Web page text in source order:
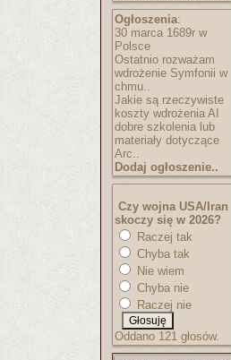
Ogłoszenia:
30 marca 1689r w
Polsce
Ostatnio rozważam
wdrożenie Symfonii w
chmu..
Jakie są rzeczywiste
koszty wdrożenia AI
dobre szkolenia lub
materiały dotyczące
Arc..
Dodaj ogłoszenie..
Czy wojna USA/Iran
skoczy się w 2026?
Raczej tak
Chyba tak
Nie wiem
Chyba nie
Raczej nie
Oddano 121 głosów.